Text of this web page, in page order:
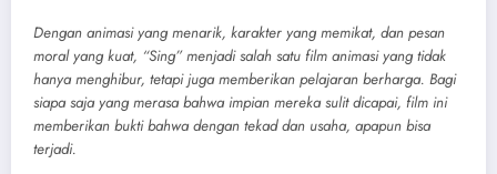
Dengan animasi yang menarik, karakter yang memikat, dan pesan
moral yang kuat, “Sing” menjadi salah satu film animasi yang tidak
hanya menghibur, tetapi juga memberikan pelajaran berharga. Bagi
siapa saja yang merasa bahwa impian mereka sulit dicapai, film ini
memberikan bukti bahwa dengan tekad dan usaha, apapun bisa
terjadi.